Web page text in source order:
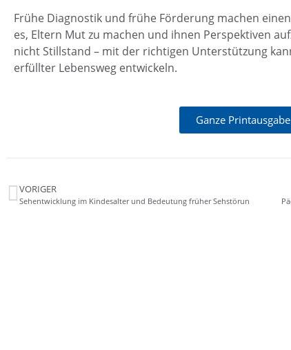
Frühe Diagnostik und frühe Förderung machen
es, Eltern Mut zu machen und ihnen Perspektiven
nicht Stillstand – mit der richtigen Unterstützung
erfüllter Lebensweg entwickeln.
Ganze
VORIGER
Sehentwicklung im Kindesalter und Bedeutung früher Sehstörun